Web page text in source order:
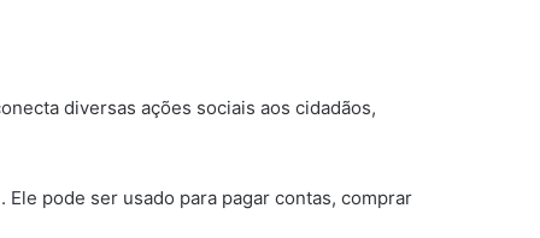
diversas ações sociais aos cidadãos,
pode ser usado para pagar contas, comprar